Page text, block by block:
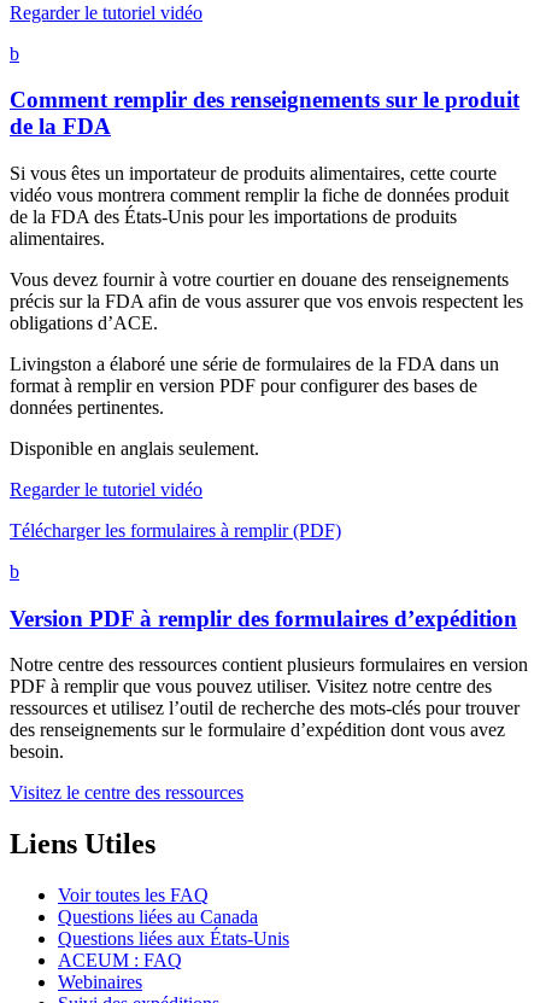
Regarder le tutoriel vidéo
b
Comment remplir des renseignements sur le produit
de la FDA
Si vous êtes un importateur de produits alimentaires, cette courte
vidéo vous montrera comment remplir la fiche de données produit
de la FDA des États-Unis pour les importations de produits
alimentaires.
Vous devez fournir à votre courtier en douane des renseignements
précis sur la FDA afin de vous assurer que vos envois respectent les
obligations d’ACE.
Livingston a élaboré une série de formulaires de la FDA dans un
format à remplir en version PDF pour configurer des bases de
données pertinentes.
Disponible en anglais seulement.
Regarder le tutoriel vidéo
Télécharger les formulaires à remplir (PDF)
b
Version PDF à remplir des formulaires d’expédition
Notre centre des ressources contient plusieurs formulaires en version
PDF à remplir que vous pouvez utiliser. Visitez notre centre des
ressources et utilisez l’outil de recherche des mots-clés pour trouver
des renseignements sur le formulaire d’expédition dont vous avez
besoin.
Visitez le centre des ressources
Liens Utiles
Voir toutes les FAQ
Questions liées au Canada
Questions liées aux États-Unis
ACEUM : FAQ
Webinaires